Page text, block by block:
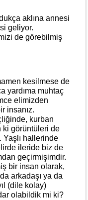
aklına annesi
geliyor.
de görebilmiş
kesilmese de
yardıma muhtaç
elimizden
insanız.
kurban
ki görüntüleri de
Yaşlı hallerinde
ileride biz de
geçirmişimdir.
bir insan olarak,
arkadaşı ya da
(dile kolay)
olabildik mi ki?